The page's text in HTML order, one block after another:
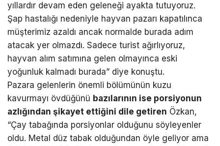
yıllardır devam eden geleneği ayakta tutuyoruz.
Şap hastalığı nedeniyle hayvan pazarı kapatılınca
müşterimiz azaldı ancak normalde burada adım
atacak yer olmazdı. Sadece turist ağırlıyoruz,
hayvan alım satımına gelen olmayınca eski
yoğunluk kalmadı burada” diye konuştu.
Pazara gelenlerin önemli bölümünün kuzu
kavurmayı övdüğünü bazılarının ise porsiyonun
azlığından şikayet ettiğini dile getiren Özkan,
“Çay tabağında porsiyonlar olduğunu söyleyenler
oldu. Metal düz tabak olduğundan öyle geliyor ama